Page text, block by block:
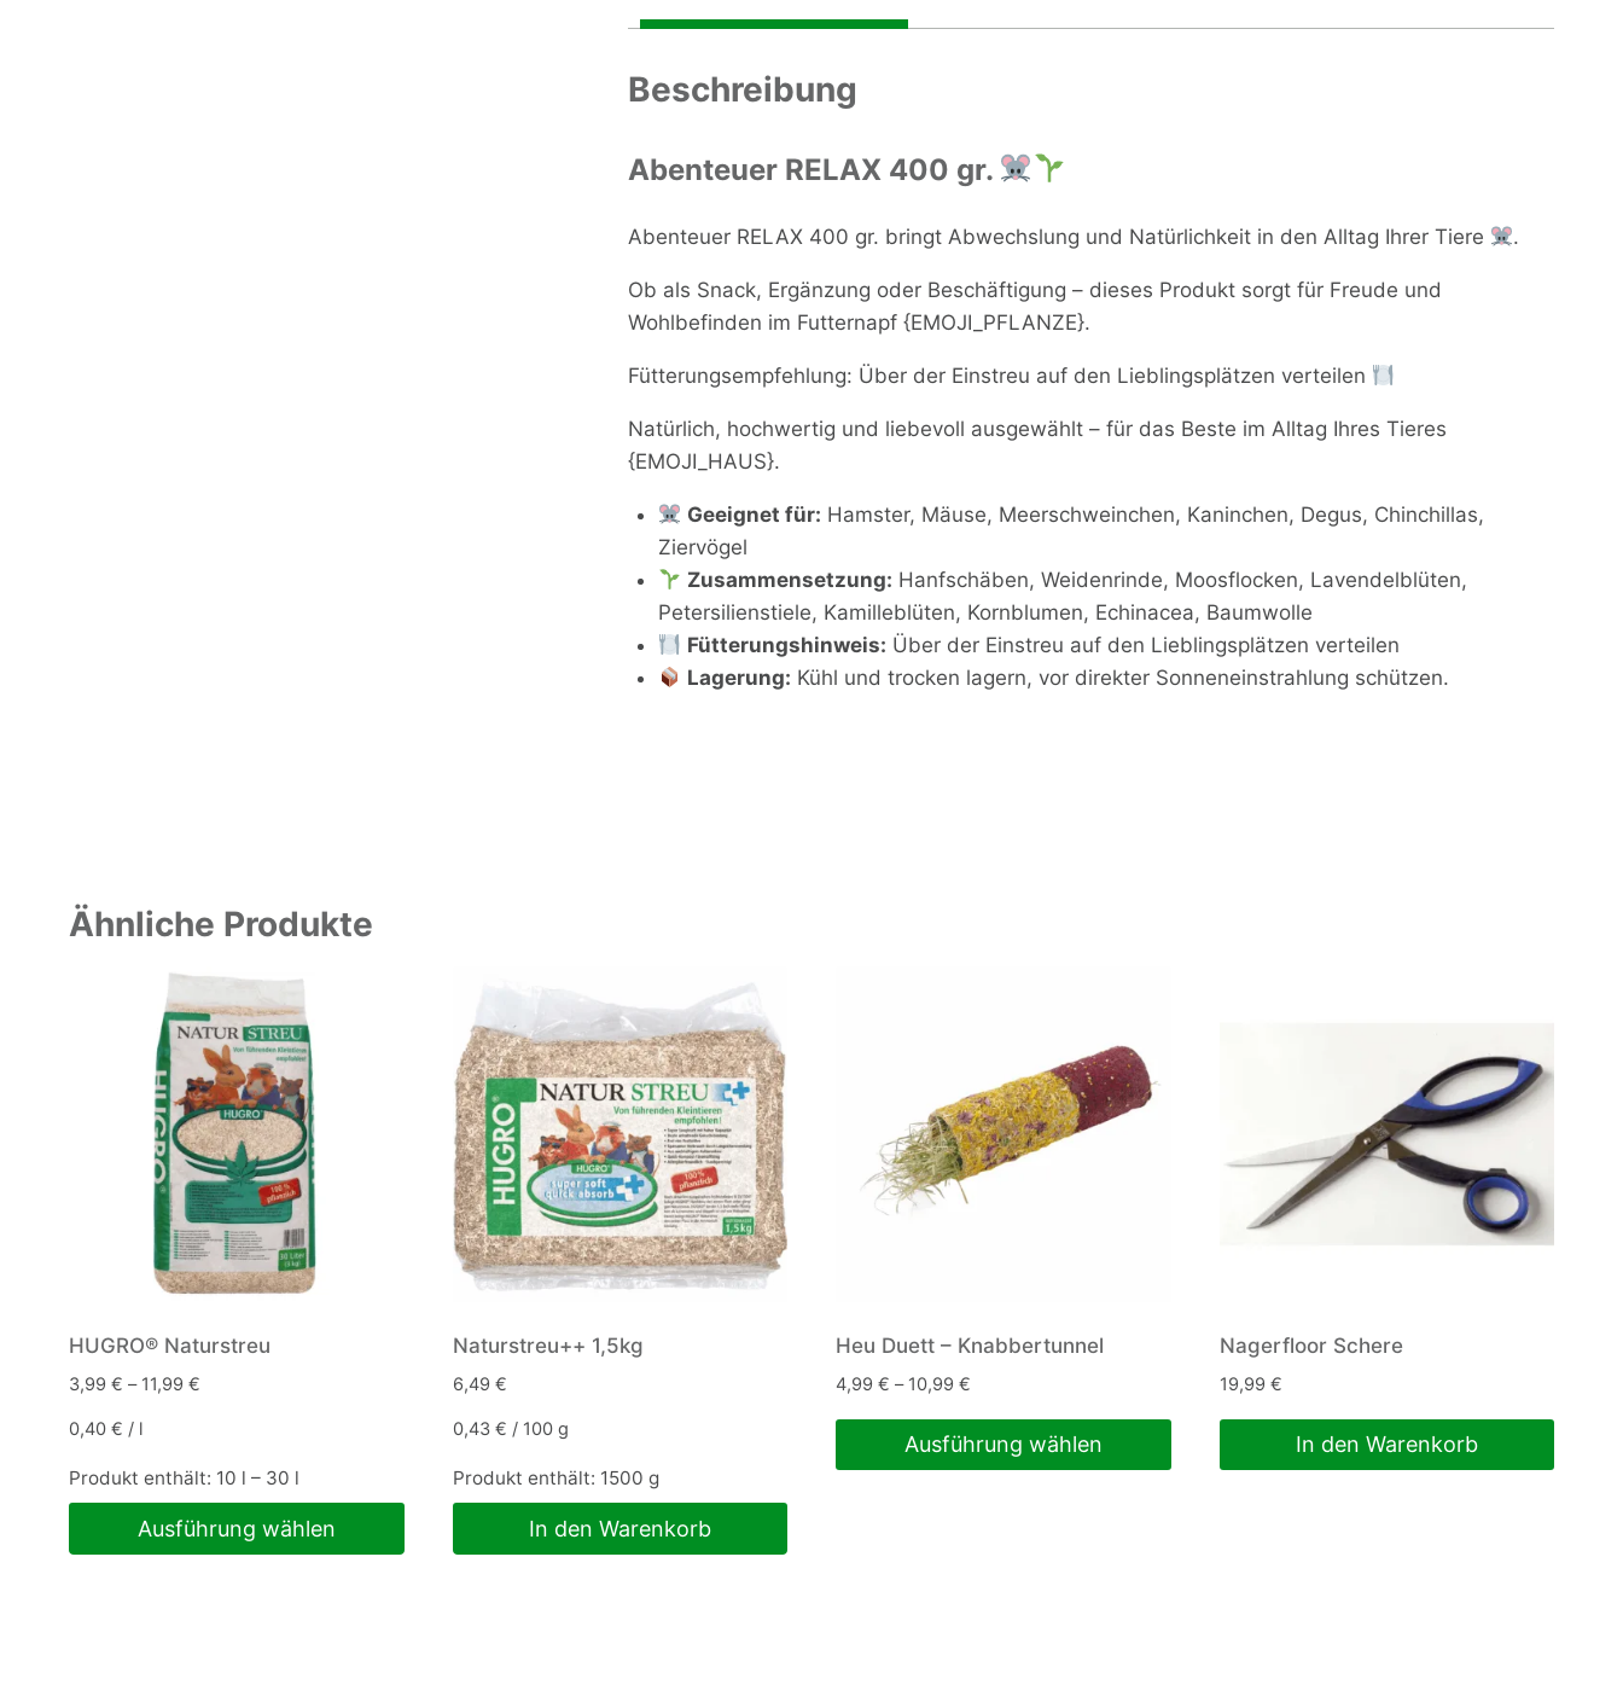
Beschreibung
Abenteuer RELAX 400 gr.
Abenteuer RELAX 400 gr. bringt Abwechslung und Natürlichkeit in den Alltag Ihrer Tiere .
Ob als Snack, Ergänzung oder Beschäftigung – dieses Produkt sorgt für Freude und
Wohlbefinden im Futternapf {EMOJI_PFLANZE}.
Fütterungsempfehlung: Über der Einstreu auf den Lieblingsplätzen verteilen
Natürlich, hochwertig und liebevoll ausgewählt – für das Beste im Alltag Ihres Tieres
{EMOJI_HAUS}.
Geeignet für: Hamster, Mäuse, Meerschweinchen, Kaninchen, Degus, Chinchillas,
Ziervögel
Zusammensetzung: Hanfschäben, Weidenrinde, Moosflocken, Lavendelblüten,
Petersilienstiele, Kamilleblüten, Kornblumen, Echinacea, Baumwolle
Fütterungshinweis: Über der Einstreu auf den Lieblingsplätzen verteilen
Lagerung: Kühl und trocken lagern, vor direkter Sonneneinstrahlung schützen.
Ähnliche Produkte
HUGRO® Naturstreu
3,99 € – 11,99 €
0,40 € / l
Produkt enthält: 10 l – 30 l
Ausführung wählen
Naturstreu++ 1,5kg
6,49 €
0,43 € / 100 g
Produkt enthält: 1500 g
In den Warenkorb
Heu Duett – Knabbertunnel
4,99 € – 10,99 €
Ausführung wählen
Nagerfloor Schere
19,99 €
In den Warenkorb